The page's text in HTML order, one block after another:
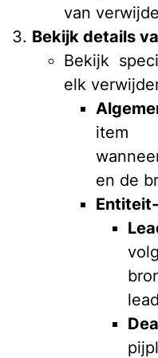
van
Bekijk details
Bekijk
elk
item
en de